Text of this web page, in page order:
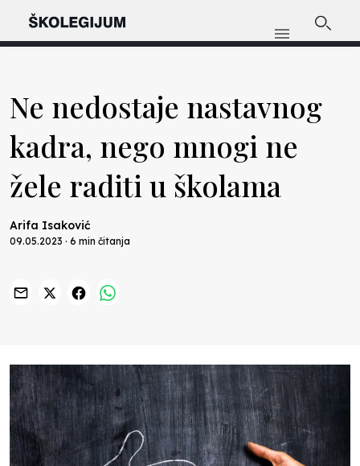
Ne nedostaje nastavnog
kadra, nego mnogi ne
žele raditi u školama
Arifa Isaković
09.05.2023 · 6 min čitanja